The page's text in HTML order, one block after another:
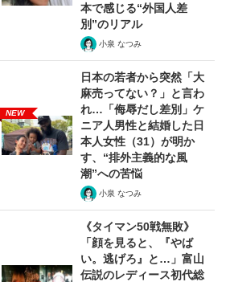
本で感じる“外国人差
別”のリアル
小泉 なつみ
NEW
日本の若者から突然「大
麻売ってない？」と言わ
れ…「侮辱だし差別」ケ
ニア人男性と結婚した日
本人女性（31）が明か
す、“排外主義的な風
潮”への苦悩
小泉 なつみ
《タイマン50戦無敗》
「顔を見ると、『やば
い。逃げろ』と…」富山
伝説のレディース初代総